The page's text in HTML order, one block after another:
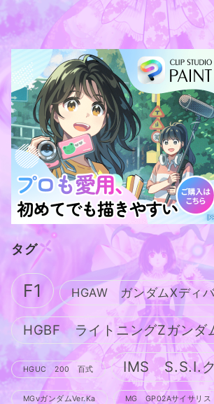
タグ
F1 HGAW ガンダムXディ
HGBF ライトニングZガンダ
HGUC 200 百式 IMS S.S.I.
MGνガンダムVer.Ka MG GP02Aサイサリス